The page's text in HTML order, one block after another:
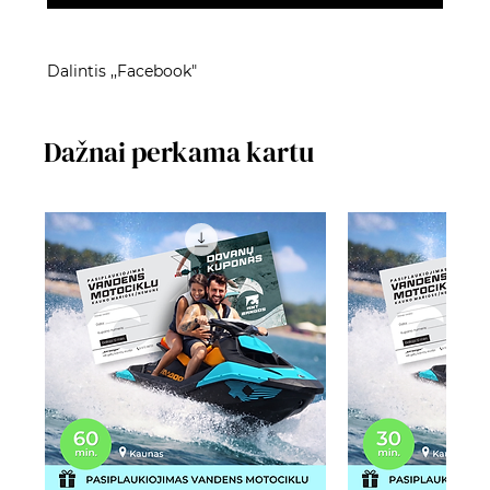
Dalintis ,,Facebook"
Dažnai perkama kartu